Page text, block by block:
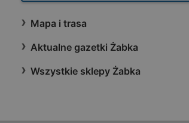
Mapa i trasa
Aktualne gazetki Żabka
Wszystkie sklepy Żabka